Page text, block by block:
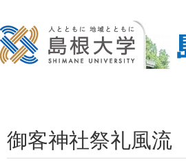
御客神社祭礼風流